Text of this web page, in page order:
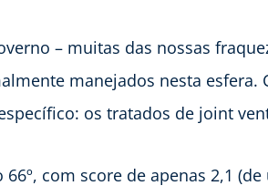
– muitas das nossas
manejados nesta esfera.
os tratados de joint
com score de apenas 2,1